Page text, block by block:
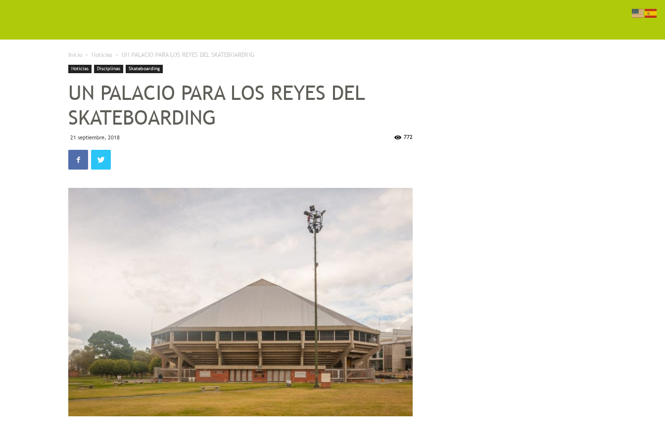
Inicio Noticias UN PALACIO PARA LOS REYES DEL SKATEBOARDING
Noticias Disciplinas Skateboarding
UN PALACIO PARA LOS REYES DEL
SKATEBOARDING
21 septiembre, 2018 772